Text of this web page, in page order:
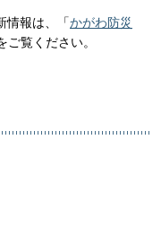
情報は、「かがわ防災
ご覧ください。